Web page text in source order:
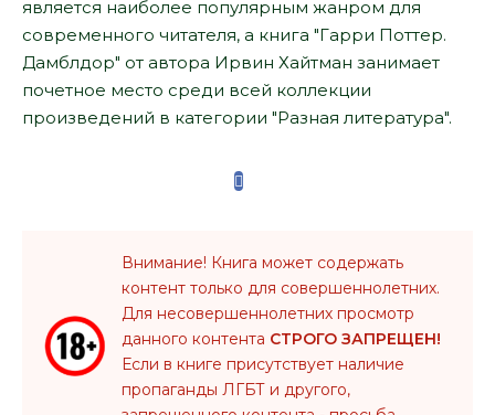
является наиболее популярным жанром для
современного читателя, а книга "Гарри Поттер.
Дамблдор" от автора Ирвин Хайтман занимает
почетное место среди всей коллекции
произведений в категории "Разная литература".
Внимание! Книга может содержать
контент только для совершеннолетних.
Для несовершеннолетних просмотр
данного контента СТРОГО ЗАПРЕЩЕН!
Если в книге присутствует наличие
пропаганды ЛГБТ и другого,